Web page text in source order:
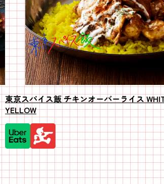
東京スパイス飯 チキンオーバーライス
YELLOW